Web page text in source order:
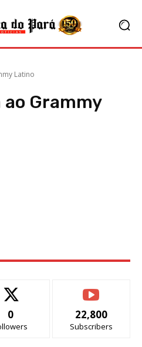
Latino
Grammy
0 22,800
Subscribers